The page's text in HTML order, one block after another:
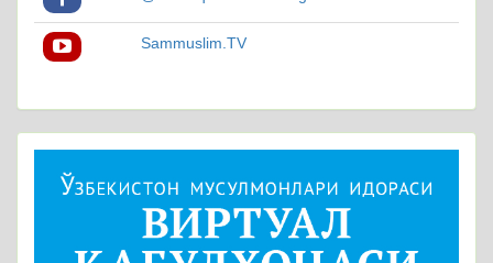
Sammuslim.TV